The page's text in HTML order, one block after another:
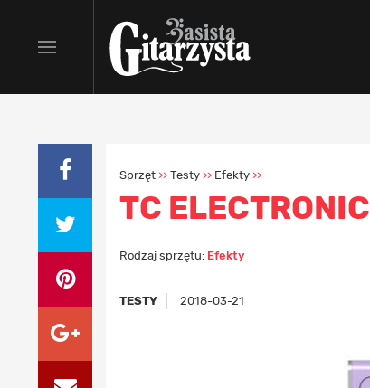
Sprzęt >> Testy >> Efekty >>
TC ELECTRONIC
Rodzaj sprzętu: Efekty
TESTY 2018-03-21